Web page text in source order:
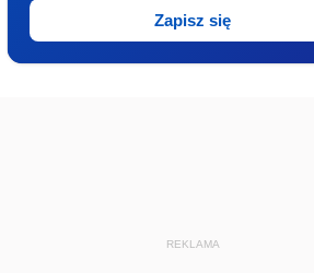
Zapisz się
REKLAMA